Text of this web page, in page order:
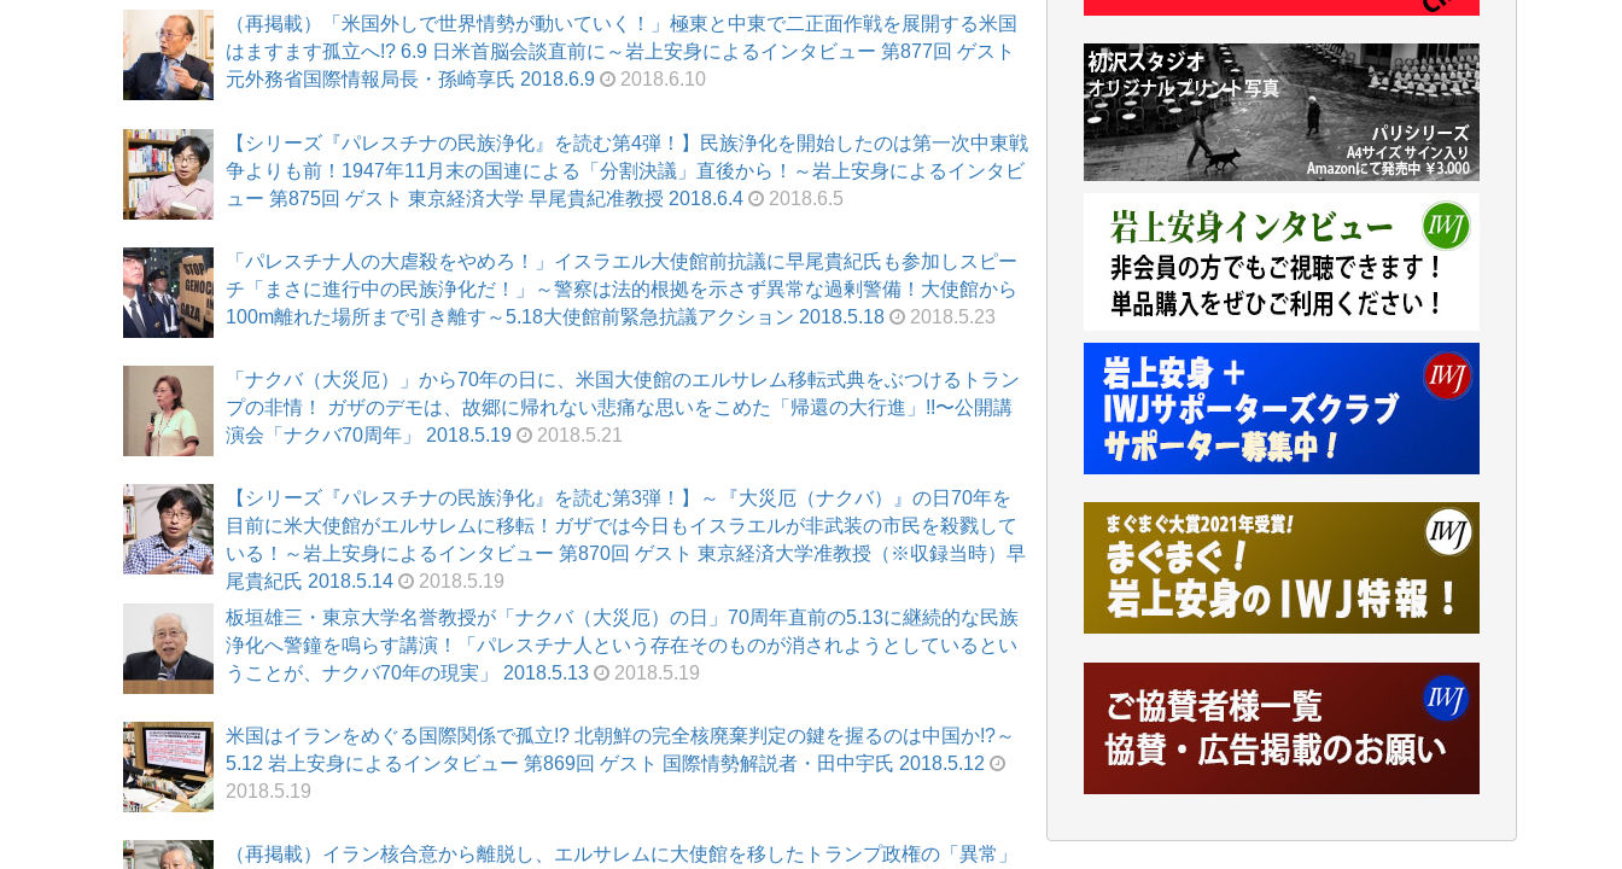
（再掲載）「米国外しで世界情勢が動いていく！」極東と中東で二正面作戦を展開する米国
はますます孤立へ!? 6.9 日米首脳会談直前に～岩上安身によるインタビュー 第877回 ゲスト
元外務省国際情報局長・孫崎享氏 2018.6.9
2018.6.10
【シリーズ『パレスチナの民族浄化』を読む第4弾！】民族浄化を開始したのは第一次中東戦
争よりも前！1947年11月末の国連による「分割決議」直後から！～岩上安身によるインタビ
ュー 第875回 ゲスト 東京経済大学 早尾貴紀准教授 2018.6.4
2018.6.5
「パレスチナ人の大虐殺をやめろ！」イスラエル大使館前抗議に早尾貴紀氏も参加しスピー
チ「まさに進行中の民族浄化だ！」～警察は法的根拠を示さず異常な過剰警備！大使館から
100m離れた場所まで引き離す～5.18大使館前緊急抗議アクション 2018.5.18
2018.5.23
「ナクバ（大災厄）」から70年の日に、米国大使館のエルサレム移転式典をぶつけるトラン
プの非情！ ガザのデモは、故郷に帰れない悲痛な思いをこめた「帰還の大行進」!!〜公開講
演会「ナクバ70周年」 2018.5.19
2018.5.21
【シリーズ『パレスチナの民族浄化』を読む第3弾！】～『大災厄（ナクバ）』の日70年を
目前に米大使館がエルサレムに移転！ガザでは今日もイスラエルが非武装の市民を殺戮して
いる！～岩上安身によるインタビュー 第870回 ゲスト 東京経済大学准教授（※収録当時）早
尾貴紀氏 2018.5.14
2018.5.19
板垣雄三・東京大学名誉教授が「ナクバ（大災厄）の日」70周年直前の5.13に継続的な民族
浄化へ警鐘を鳴らす講演！「パレスチナ人という存在そのものが消されようとしているとい
うことが、ナクバ70年の現実」 2018.5.13
2018.5.19
米国はイランをめぐる国際関係で孤立!? 北朝鮮の完全核廃棄判定の鍵を握るのは中国か!?～
5.12 岩上安身によるインタビュー 第869回 ゲスト 国際情勢解説者・田中宇氏 2018.5.12
2018.5.19
（再掲載）イラン核合意から離脱し、エルサレムに大使館を移したトランプ政権の「異常」
金 盛起 様
塩川 晃平 様
松本益美 様
井出 隆太 様
及川昭男 様
藤田英之 様
藤岡比左志 様
井出 隆太 様
小池説夫 様
諸般の事情によりIWJ会費払えず今は非会員
です。市民側に立つ講演会にIWJのカメラマ
ンをよく拝見しております。コンテンツが失
われるのはあまりにもったいない。少しでも
お役立てください。（H.O.様）
今日、僅かですがカンパしました。（T.M.
様）
今日、僅かですがカンパしました。IWJの危
機を乗り切るには到底及ばない額ですが病気
の妻を抱えている私にとっては精一杯のカン
パです。
かねてよりIWJが発してきた膨大な取材記事